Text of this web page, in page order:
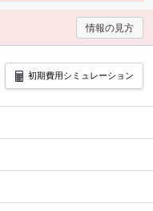
情報の見方
初期費用シミュレーション